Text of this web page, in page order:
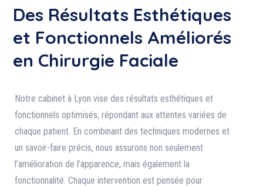
Des Résultats Esthétiques
et Fonctionnels Améliorés
en Chirurgie Faciale
Notre cabinet à Lyon vise des résultats esthétiques et
fonctionnels optimisés, répondant aux attentes variées de
chaque patient. En combinant des techniques modernes et
un savoir-faire précis, nous assurons non seulement
l’amélioration de l’apparence, mais également la
fonctionnalité. Chaque intervention est pensée pour